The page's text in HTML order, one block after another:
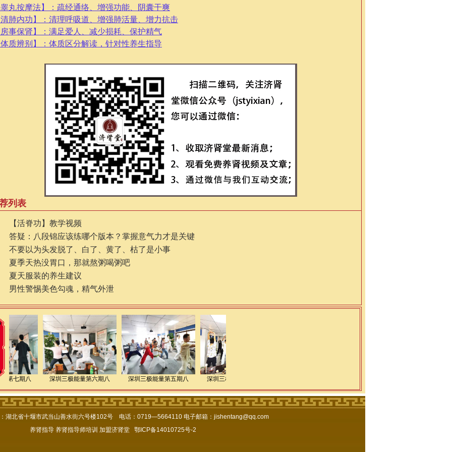
丸按摩法】：疏经通络、增强功能、阴囊干爽
肺内功】：清理呼吸道、增强肺活量、增力抗击
事保肾】：满足爱人、减少损耗、保护精气
质辨别】：体质区分解读，针对性养生指导
列表
【活脊功】教学视频
答疑：八段锦应该练哪个版本？掌握意气力才是关键
不要以为头发脱了、白了、黄了、枯了是小事
夏季天热没胃口，那就熬粥喝粥吧
夏天服装的养生建议
男性警惕美色勾魂，精气外泄
第七期八 深圳三极能量第六期八 深圳三极能量第五期八 深圳三极能量第四期八
湖北省十堰市武当山善水街六号楼102号 电话：0719—5664110 电子邮箱：jishentang@qq.com
养肾指导 养肾指导师培训 加盟济肾堂 鄂ICP备14010725号-2